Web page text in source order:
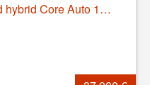
Volvo XC40 B3 Gasolina Mild hybrid Core Auto 120 kW (163 CV)